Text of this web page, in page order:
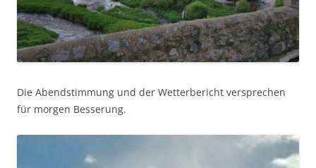
Die Abendstimmung und der Wetterbericht versprechen
für morgen Besserung.